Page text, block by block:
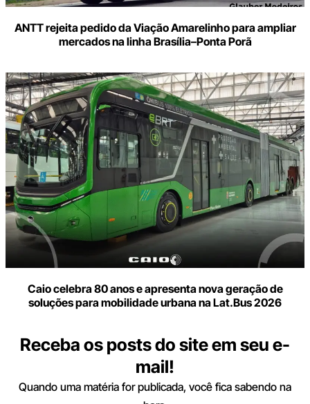
ANTT rejeita pedido da Viação Amarelinho para ampliar
mercados na linha Brasília–Ponta Porã
Caio celebra 80 anos e apresenta nova geração de
soluções para mobilidade urbana na Lat.Bus 2026
Receba os posts do site em seu e-
mail!
Quando uma matéria for publicada, você fica sabendo na